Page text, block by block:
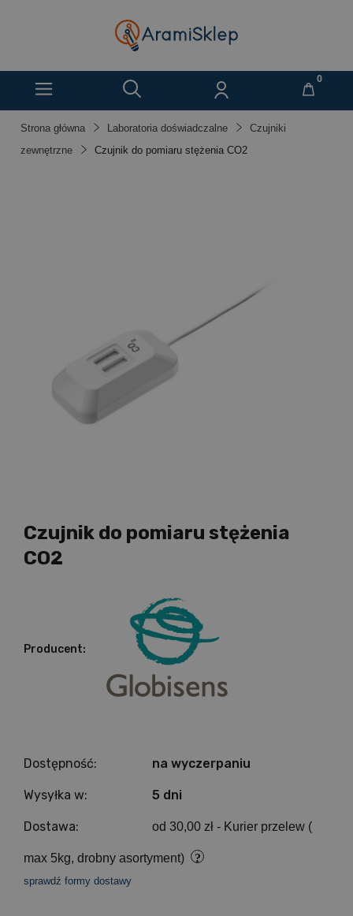
Strona główna Laboratoria doświadczalne
Czujniki
zewnętrzne
Czujnik do pomiaru stężenia CO2
Czujnik do pomiaru stężenia
CO2
Producent:
Dostępność: na wyczerpaniu
Wysyłka w: 5 dni
Dostawa: od 30,00 zł - Kurier przelew (
max 5kg, drobny asortyment)
sprawdź formy dostawy